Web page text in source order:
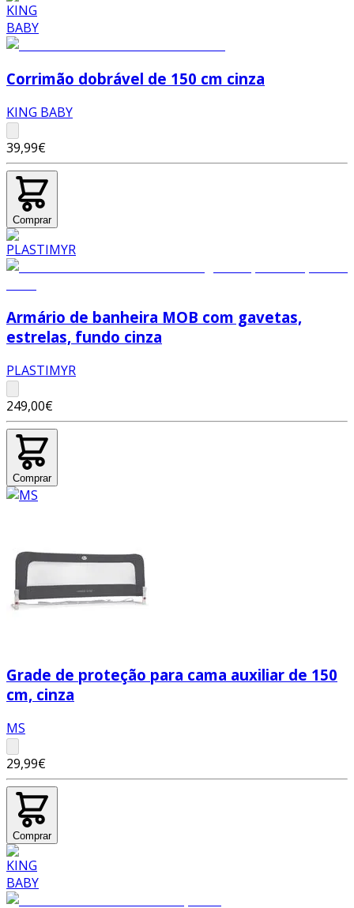
Corrimão dobrável de 150 cm cinza
KING BABY
39,99€
Comprar
Armário de banheira MOB com gavetas,
estrelas, fundo cinza
PLASTIMYR
249,00€
Comprar
Grade de proteção para cama auxiliar de 150
cm, cinza
MS
29,99€
Comprar